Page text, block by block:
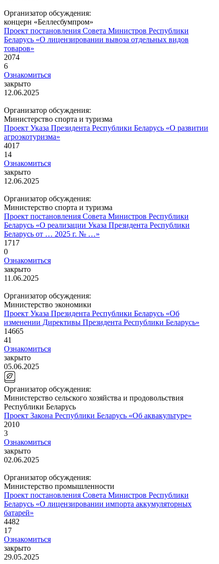
Организатор обсуждения:
концерн «Беллесбумпром»
Проект постановления Совета Министров Республики
Беларусь «О лицензировании вывоза отдельных видов
товаров»
2074
6
Ознакомиться
закрыто
12.06.2025
Организатор обсуждения:
Министерство спорта и туризма
Проект Указа Президента Республики Беларусь «О развитии
агроэкотуризма»
4017
14
Ознакомиться
закрыто
12.06.2025
Организатор обсуждения:
Министерство спорта и туризма
Проект постановления Совета Министров Республики
Беларусь «О реализации Указа Президента Республики
Беларусь от … 2025 г. № …»
1717
0
Ознакомиться
закрыто
11.06.2025
Организатор обсуждения:
Министерство экономики
Проект Указа Президента Республики Беларусь «Об
изменении Директивы Президента Республики Беларусь»
14665
41
Ознакомиться
закрыто
05.06.2025
Организатор обсуждения:
Министерство сельского хозяйства и продовольствия
Республики Беларусь
Проект Закона Республики Беларусь «Об аквакультуре»
2010
3
Ознакомиться
закрыто
02.06.2025
Организатор обсуждения:
Министерство промышленности
Проект постановления Совета Министров Республики
Беларусь «О лицензировании импорта аккумуляторных
батарей»
4482
17
Ознакомиться
закрыто
29.05.2025